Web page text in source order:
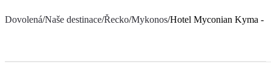
Dovolená/Naše destinace/Řecko/Mykonos/Hotel Myconian Kyma -